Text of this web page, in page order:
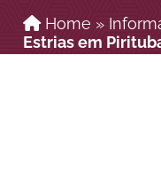
Home »
Estrias em